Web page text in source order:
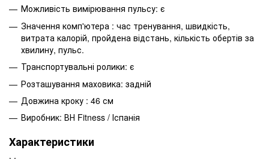
Можливість вимірювання пульсу: є
Значення комп'ютера : час тренування, швидкість,
витрата калорій, пройдена відстань, кількість обертів за
хвилину, пульс.
Транспортувальні ролики: є
Розташування маховика: задній
Довжина кроку : 46 см
Виробник: ВН Fitness / Іспанія
Характеристики